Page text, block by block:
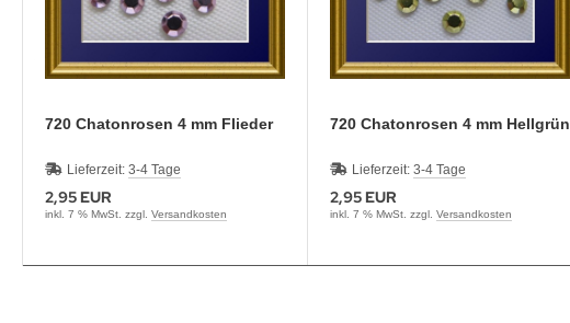
720 Chatonrosen 4 mm Flieder
Lieferzeit: 3-4 Tage
2,95 EUR
inkl. 7 % MwSt. zzgl. Versandkosten
720 Chatonrosen 4 mm Hellgrün
Lieferzeit:3-4 Tage
2,95 EUR
inkl. 7 % MwSt. zzgl.Versandkosten